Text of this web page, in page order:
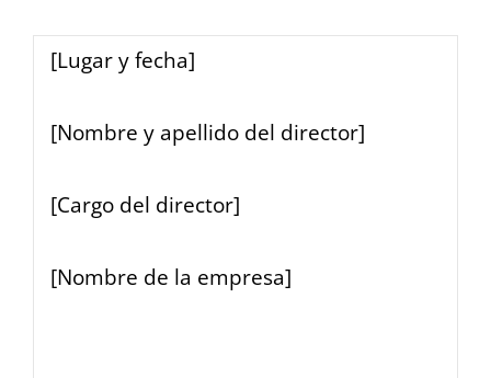
[Lugar y fecha]
[Nombre y apellido del director]
[Cargo del director]
[Nombre de la empresa]